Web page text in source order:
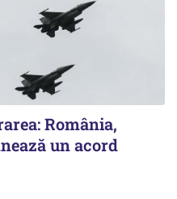
România,
un acord